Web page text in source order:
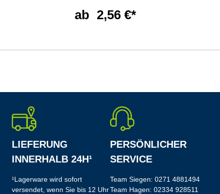
ab 2,56 €*
LIEFERUNG
INNERHALB 24H¹
¹Lagerware wird sofort
versendet, wenn Sie bis 12 Uhr
PERSÖNLICHER
SERVICE
Team Siegen: 0271 4881494
Team Hagen: 02334 928511